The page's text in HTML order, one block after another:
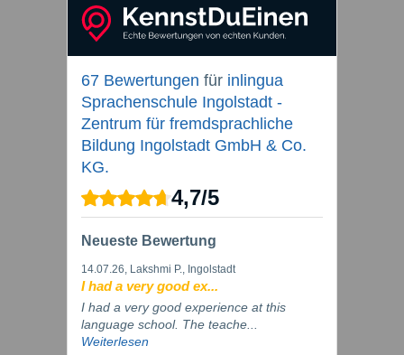
67 Bewertungen für inlingua
Sprachenschule Ingolstadt -
Zentrum für fremdsprachliche
Bildung Ingolstadt GmbH & Co.
KG.
4,7/5
Neueste Bewertung
14.07.26, Lakshmi P., Ingolstadt
I had a very good ex...
I had a very good experience at this
language school. The teache...
Weiterlesen